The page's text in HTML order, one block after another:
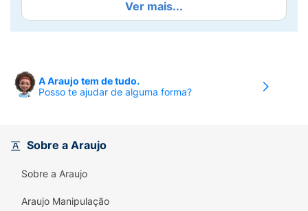
6 opções de sabores disponíveis no Brasil,
acompanhado da sua caixinha icônica. Basta
Prepare-se para mergulhar nesse mix de
pequenos momentos do seu dia com Tic Tac!
Ver mais...
A Araujo tem de tudo.
Posso te ajudar de alguma forma?
Sobre a Araujo
Sobre a Araujo
Araujo Manipulação